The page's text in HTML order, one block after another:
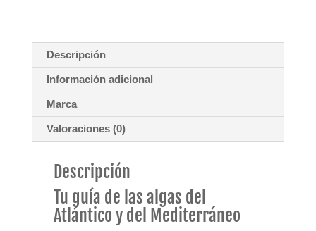
Descripción
Información adicional
Marca
Valoraciones (0)
Descripción
Tu guía de las algas del
Atlántico y del Mediterráneo